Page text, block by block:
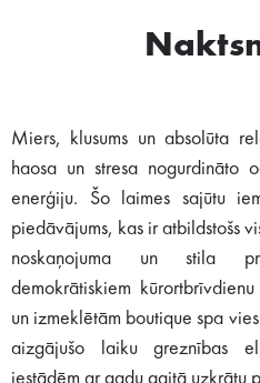
Miers, klusums un absolūta
haosa un stresa nogurdināto
enerģiju. Šo laimes sajūtu
piedāvājums, kas ir atbildstošs
noskaņojuma un stila
demokrātiskiem
un izmeklētām boutique spa
aizgājušo laiku greznības
iestādēm ar gadu gaitā uzkrātu